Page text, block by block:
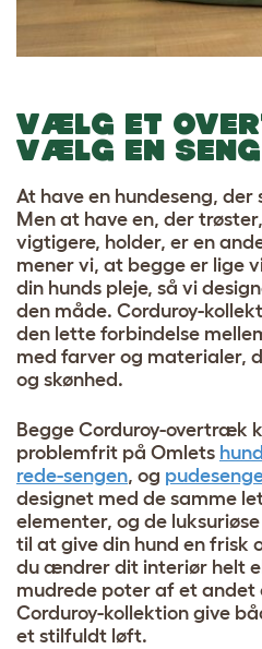
VÆLG ET
VÆLG EN SENG
At have en hundeseng,
Men at have en, der
vigtigere, holder, er en
mener vi, at begge er lige
din hunds pleje, så vi
den måde. Corduroy-
den lette forbindelse
med farver og materialer,
og skønhed.
Begge Corduroy-overtræk
problemfrit på Omlets
rede-sengen, og
designet med de samme
elementer, og de
til at give din hund en frisk
du ændrer dit interiør helt
mudrede poter af et
Corduroy-kollektion give
et stilfuldt løft.